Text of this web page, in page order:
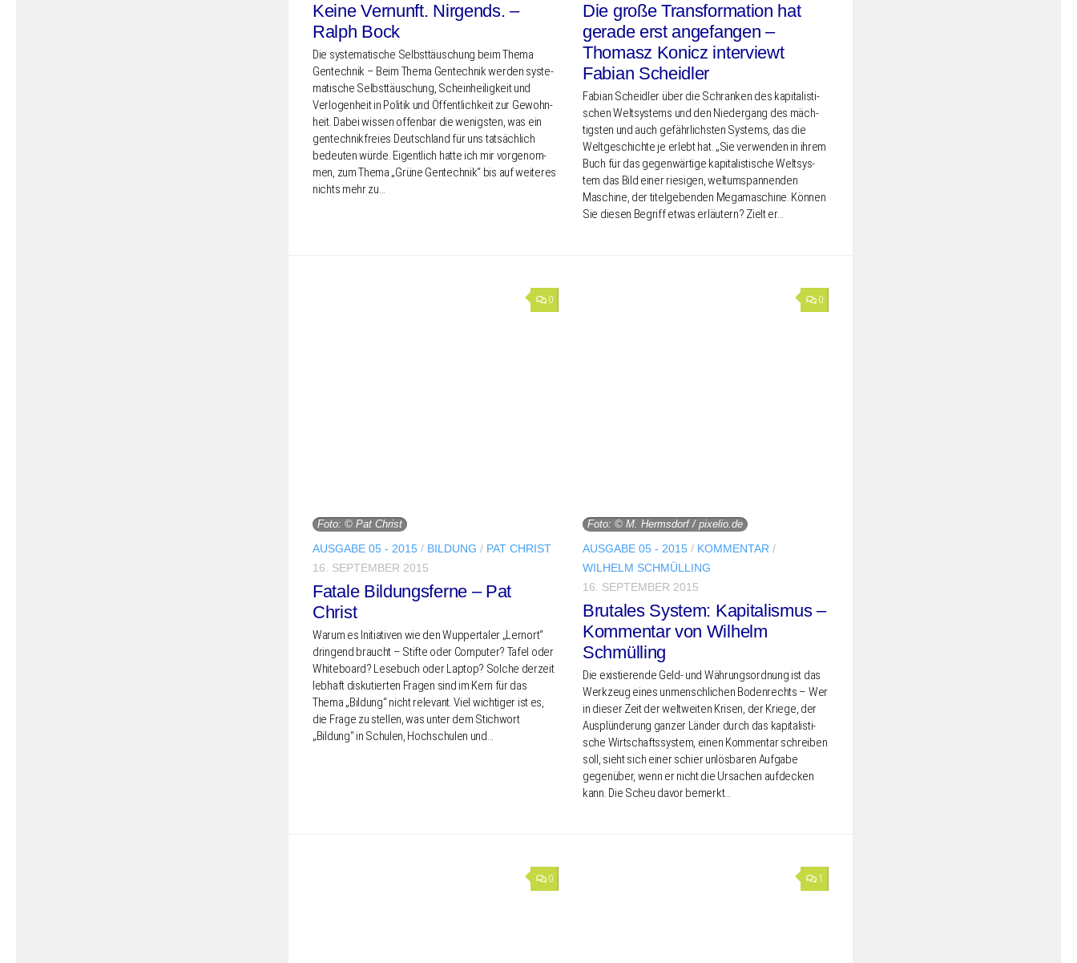
Keine Vernunft. Nirgends. –
Ralph Bock
Die syste­ma­ti­sche Selbst­täu­schung beim Thema
Gentech­nik – Beim Thema Gentech­nik werden syste­
ma­ti­sche Selbst­täu­schung, Schein­hei­lig­keit und
Verlo­gen­heit in Poli­tik und Öffent­lich­keit zur Gewohn­
heit. Dabei wissen offen­bar die wenigs­ten, was ein
gentech­nik­frei­es Deutsch­land für uns tatsäch­lich
bedeu­ten würde. Eigent­lich hatte ich mir vorge­nom­
men, zum Thema „Grüne Gentech­nik“ bis auf weite­res
nichts mehr zu…
Die große Transformation hat
gerade erst angefangen –
Thomasz Konicz interviewt
Fabian Scheidler
Fabian Scheid­ler über die Schran­ken des kapi­ta­lis­ti­
schen Welt­sys­tems und den Nieder­gang des mäch­
tigs­ten und auch gefähr­lichs­ten Systems, das die
Welt­ge­schich­te je erlebt hat. „Sie verwen­den in ihrem
Buch für das gegen­wär­ti­ge kapi­ta­lis­ti­sche Welt­sys­
tem das Bild einer riesi­gen, welt­um­span­nen­den
Maschi­ne, der titel­ge­ben­den Megama­schi­ne. Können
Sie diesen Begriff etwas erläu­tern? Zielt er…
Foto: © Pat Christ
0
AUSGABE 05 - 2015 / BILDUNG / PAT CHRIST
16. SEPTEMBER 2015
Fatale Bildungsferne – Pat
Christ
Warum es Initia­ti­ven wie den Wupper­ta­ler „Lern­ort“
drin­gend braucht – Stifte oder Compu­ter? Tafel oder
White­board? Lese­buch oder Laptop? Solche derzeit
lebhaft disku­tier­ten Fragen sind im Kern für das
Thema „Bildung“ nicht rele­vant. Viel wich­ti­ger ist es,
die Frage zu stel­len, was unter dem Stich­wort
„Bildung“ in Schu­len, Hoch­schu­len und…
Foto: © M. Hermsdorf / pixelio.de
0
AUSGABE 05 - 2015 / KOMMENTAR /
WILHELM SCHMÜLLING
16. SEPTEMBER 2015
Brutales System: Kapitalismus –
Kommentar von Wilhelm
Schmülling
Die exis­tie­ren­de Geld- und Währungs­ord­nung ist das
Werk­zeug eines unmensch­li­chen Boden­rechts – Wer
in dieser Zeit der welt­wei­ten Krisen, der Kriege, der
Ausplün­de­rung ganzer Länder durch das kapi­ta­lis­ti­
sche Wirt­schafts­sys­tem, einen Kommen­tar schrei­ben
soll, sieht sich einer schier unlös­ba­ren Aufga­be
gegen­über, wenn er nicht die Ursa­chen aufde­cken
kann. Die Scheu davor bemerkt…
0 1